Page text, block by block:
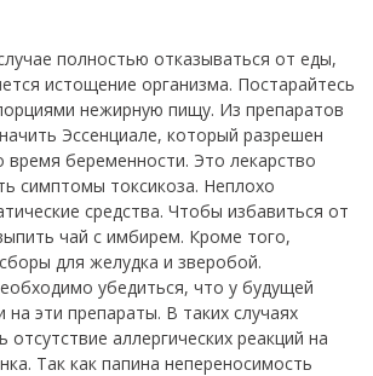
полностью отказываться от еды,
истощение организма. Постарайтесь
нежирную пищу. Из препаратов
Эссенциале, который разрешен
время беременности. Это лекарство
симптомы токсикоза. Неплохо
средства. Чтобы избавиться от
чай с имбирем. Кроме того,
для желудка и зверобой.
убедиться, что у будущей
эти препараты. В таких случаях
отсутствие аллергических реакций на
Так как папина непереносимость